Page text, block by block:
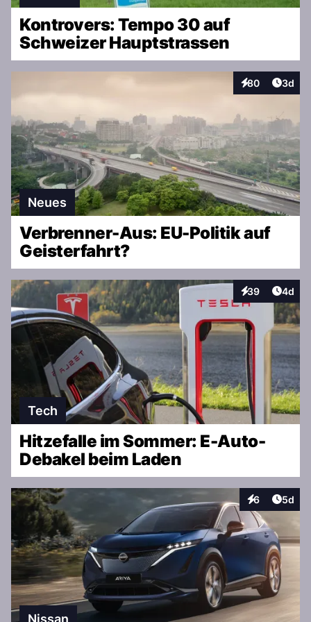
Kontrovers: Tempo 30 auf
Schweizer Hauptstrassen
80
Interaktionen
3d
Neues
Verbrenner-Aus: EU-Politik auf
Geisterfahrt?
39
Interaktionen
4d
Tech
Hitzefalle im Sommer: E-Auto-
Debakel beim Laden
6
Interaktionen
5d
Nissan